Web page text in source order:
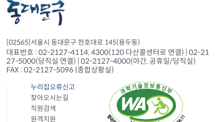
[02565]서울시 동대문구 천호대로 145(용두동)
대표번호 : 02-2127-4114, 4300(120 다산콜센터로 연결) | 02-21
27-5000(당직실 연결) | 02-2127-4000(야간, 공휴일/당직실)
FAX : 02-2127-5096 (종합상황실)
누리집오류신고
찾아오시는길
직원검색
원격지원